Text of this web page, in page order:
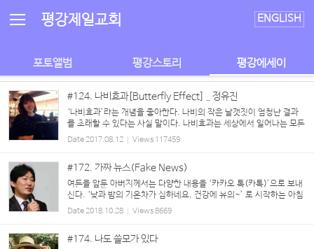
평강제일교회 ENGLISH
포토앨범 평강스토리 평강에세이
#124. 나비효과[Butterfly Effect] _ 정유진
‘나비효과’라는 개념을 좋아한다. 나비의 작은 날갯짓이 엄청난 결과
를 초래할 수 있다는 사실 말이다. 나비효과는 세상에서 일어나는 모든
사건에 적용된다고 해도 과언이 아니다. 하나의 사건은 사소한 것부터
중대한 것까지 무한대의 ...
Date2017.08.12 Views 117459
#172. 가짜 뉴스(Fake News)
여든을 앞둔 아버지께서는 다양한 내용을 ‘카카오 톡(카톡)’으로 보내
신다. ‘낮과 밤의 기온차가 심하네요, 건강에 유의~’ 로 시작하는 아침
인사와 그림은 기본이다. ‘움짤(움직이는 짤방의 줄임말, 움직이는 그
림을 뜻함)’에서 유튜브 동영상까지 그 자료의 ...
Date2018.10.28 Views8669
#174. 나도 쓸모가 있다